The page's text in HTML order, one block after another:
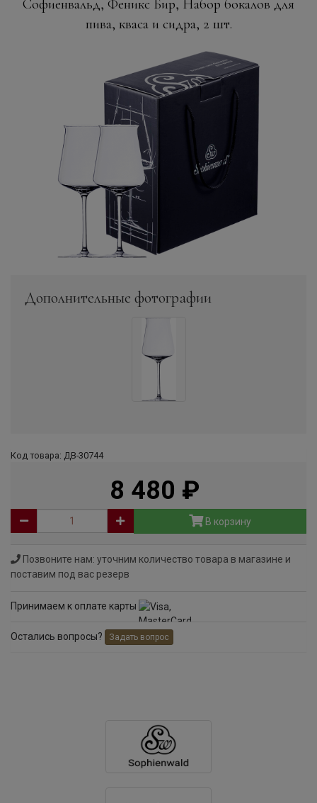
Софиенвальд, Феникс Бир, Набор бокалов для
пива, кваса и сидра, 2 шт.
Дополнительные фотографии
Код товара: ДВ-30744
8 480
В корзину
Позвоните нам: уточним количество товара в магазине и
поставим под вас резерв
Принимаем к оплате карты
Остались вопросы? Задать вопрос